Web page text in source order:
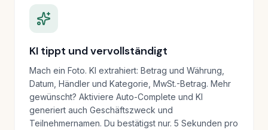
KI tippt und vervollständigt
Mach ein Foto. KI extrahiert: Betrag und Währung,
Datum, Händler und Kategorie, MwSt.-Betrag. Mehr
gewünscht? Aktiviere Auto-Complete und KI
generiert auch Geschäftszweck und
Teilnehmernamen. Du bestätigst nur. 5 Sekunden pro